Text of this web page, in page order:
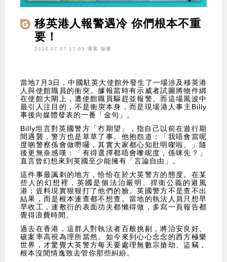
移英港人報警遇冷 你們根本不重
要！
2026.07.07 17:03 博客 徐韋
當地7月3日，中國駐英大使館外發生了一場涉及移英港
人與使館職員的衝突。據報當時有示威者試圖將物件綁
在使館大閘上，遭使館職員驅趕並報警。而這場風波中
最引人注目的，不是衝突本身，而是現場港人事主Billy
事後向媒體發表的一番「金句」。
Billy坦言對英國警方「冇期望」，指自己以前在遊行期
間遇襲，警方也是草草了事。他抱怨道：「我唔會當呢
度啲警察係會做嘢囉，其實大家都心知肚明㗎啦。」隨
後更無奈感嘆：「有得選擇都唔會嚟呢度，係咪先？」
直言曾幻想來到英國至少能擁有「言論自由」。
這件事最諷刺的地方，恰恰在於大英警方的態度。在某
些人的幻想裡，英國是個法治嚴明、捍衛公義的避風
港；豈料現實狠狠打了他們的臉。英國警方不是查不出
結果，而是根本連查都不想查。當地的執法人員只想早
早收工，連敷衍的表面功夫都懶得做，多寫一頁報告都
覺得浪費時間。
過去在香港，這群人對執法者百般挑剔，將治安良好、
破案率高視為理所當然。如今來到心心念念的西方極樂
世界，才驚覺大英警方每天要處理無數宗搶劫、盜竊，
根本沒閒情逸致去管你那些糾紛。